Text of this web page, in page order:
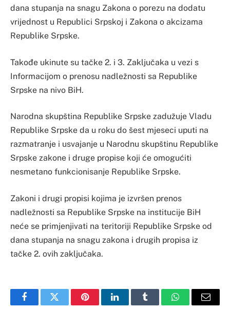
dana stupanja na snagu Zakona o porezu na dodatu
vrijednost u Republici Srpskoj i Zakona o akcizama
Republike Srpske.
Takođe ukinute su tačke 2. i 3. Zaključaka u vezi s
Informacijom o prenosu nadležnosti sa Republike
Srpske na nivo BiH.
Narodna skupština Republike Srpske zadužuje Vladu
Republike Srpske da u roku do šest mjeseci uputi na
razmatranje i usvajanje u Narodnu skupštinu Republike
Srpske zakone i druge propise koji će omogućiti
nesmetano funkcionisanje Republike Srpske.
Zakoni i drugi propisi kojima je izvršen prenos
nadležnosti sa Republike Srpske na institucije BiH
neće se primjenjivati na teritoriji Republike Srpske od
dana stupanja na snagu zakona i drugih propisa iz
tačke 2. ovih zaključaka.
FacebookTwitter PinterestLinkedInTumblr WhatsAppEmail